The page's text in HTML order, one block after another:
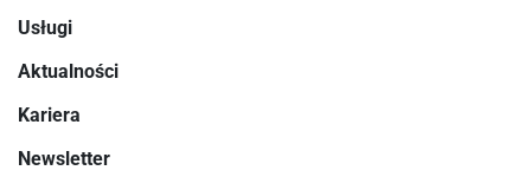
Usługi
Aktualności
Kariera
Newsletter